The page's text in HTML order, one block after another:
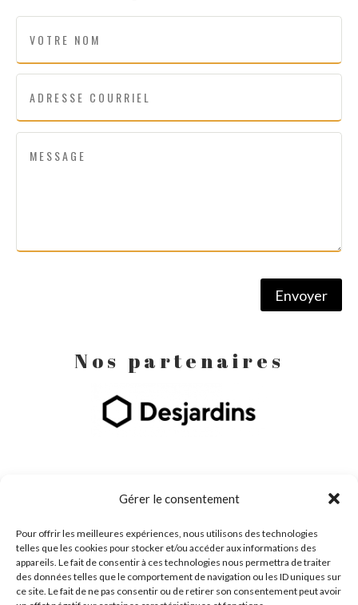
Gérer le consentement
Pour offrir les meilleures expériences, nous utilisons des technologies
telles que les cookies pour stocker et/ou accéder aux informations des
appareils. Le fait de consentir à ces technologies nous permettra de traiter
des données telles que le comportement de navigation ou les ID uniques sur
ce site. Le fait de ne pas consentir ou de retirer son consentement peut avoir
Envoyer
Nos partenaires